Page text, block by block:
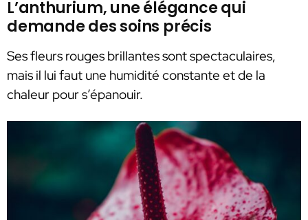
L’anthurium, une élégance qui
demande des soins précis
Ses fleurs rouges brillantes sont spectaculaires,
mais il lui faut une humidité constante et de la
chaleur pour s’épanouir.